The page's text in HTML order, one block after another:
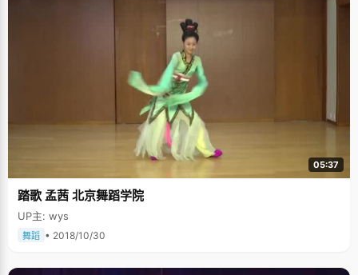
05:37
踏歌 孟茜 北京舞蹈学院
UP主: wys
舞蹈 • 2018/10/30